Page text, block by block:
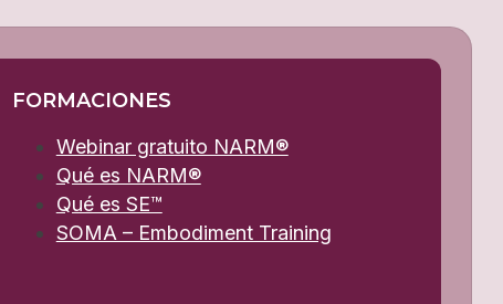
FORMACIONES
Webinar gratuito NARM®
Qué es NARM®
Qué es SE™
SOMA – Embodiment Training